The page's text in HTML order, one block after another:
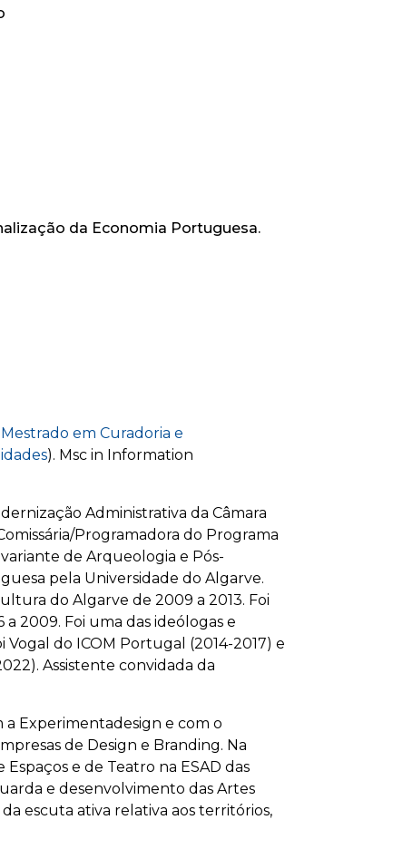
da Economia Portuguesa.
Mestrado em Curadoria e
). Msc in Information
Administrativa da Câmara
Programadora do Programa
de Arqueologia e Pós-
pela Universidade do Algarve.
do Algarve de 2009 a 2013. Foi
2009. Foi uma das ideólogas e
do ICOM Portugal (2014-2017) e
Assistente convidada da
a Experimentadesign e com o
de Design e Branding. Na
e de Teatro na ESAD das
e desenvolvimento das Artes
escuta ativa relativa aos territórios,